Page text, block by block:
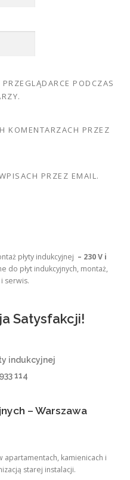
PODCZAS
KOMENTARZACH PRZEZ
PRZEZ EMAIL.
płyty indukcyjnej – 230 V i
do płyt indukcyjnych, montaż,
serwis.
Satysfakcji!
indukcyjnej
114
– Warszawa
apartamentach, kamienicach i
starej instalacji.